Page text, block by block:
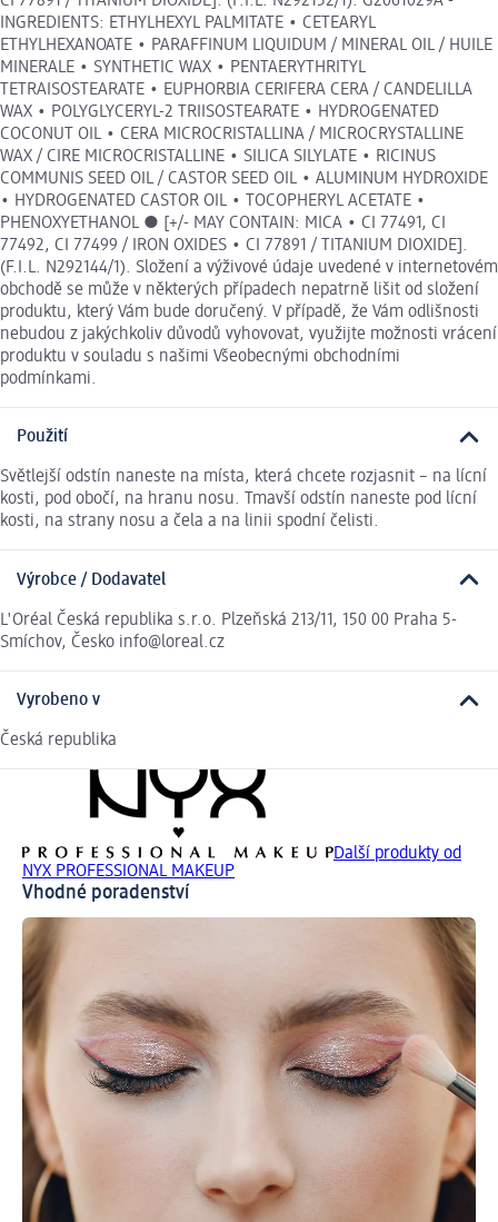
INGREDIENTS: ETHYLHEXYL PALMITATE • CETEARYL
ETHYLHEXANOATE • PARAFFINUM LIQUIDUM / MINERAL OIL / HUILE
MINERALE • SYNTHETIC WAX • PENTAERYTHRITYL
TETRAISOSTEARATE • EUPHORBIA CERIFERA CERA / CANDELILLA
WAX • POLYGLYCERYL-2 TRIISOSTEARATE • HYDROGENATED
COCONUT OIL • CERA MICROCRISTALLINA / MICROCRYSTALLINE
WAX / CIRE MICROCRISTALLINE • SILICA SILYLATE • RICINUS
COMMUNIS SEED OIL / CASTOR SEED OIL • ALUMINUM HYDROXIDE
• HYDROGENATED CASTOR OIL • TOCOPHERYL ACETATE •
PHENOXYETHANOL ● [+/- MAY CONTAIN: MICA • CI 77491, CI
77492, CI 77499 / IRON OXIDES • CI 77891 / TITANIUM DIOXIDE].
(F.I.L. N292144/1). Složení a výživové údaje uvedené v internetovém
obchodě se může v některých případech nepatrně lišit od složení
produktu, který Vám bude doručený. V případě, že Vám odlišnosti
nebudou z jakýchkoliv důvodů vyhovovat, využijte možnosti vrácení
produktu v souladu s našimi Všeobecnými obchodními
podmínkami.
Použití
Světlejší odstín naneste na místa, která chcete rozjasnit – na lícní
kosti, pod obočí, na hranu nosu. Tmavší odstín naneste pod lícní
kosti, na strany nosu a čela a na linii spodní čelisti.
Výrobce / Dodavatel
L'Oréal Česká republika s.r.o. Plzeňská 213/11, 150 00 Praha 5-
Smíchov, Česko info@loreal.cz
Vyrobeno v
Česká republika
Další produkty od
NYX PROFESSIONAL MAKEUP
Vhodné poradenství